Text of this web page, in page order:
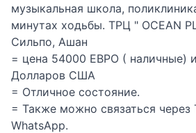
музыкальная школа,
минутах ходьбы. ТРЦ " OCEAN
Сильпо, Ашан
= цена 54000 ЕВРО ( наличные)
Долларов США
= Отличное состояние.
= Также можно связаться через
WhatsApp.